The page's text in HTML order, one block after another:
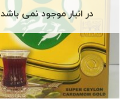
در انبار موجود نمی باشد